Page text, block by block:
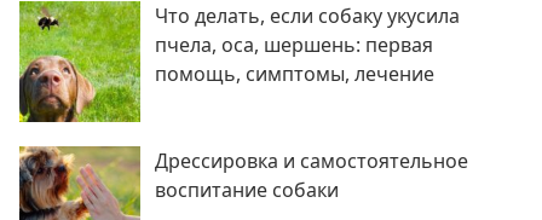
Что делать, если собаку укусила
пчела, оса, шершень: первая
помощь, симптомы, лечение
Дрессировка и самостоятельное
воспитание собаки